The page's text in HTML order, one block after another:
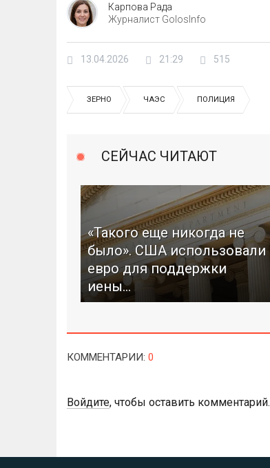
Карпова Рада
Журналист GolosInfo
13.04.2026 21:29 515
ЗЕРНО ЧАЭС ПОЛИЦИЯ
СЕЙЧАС ЧИТАЮТ
«Такого еще никогда не
было». США использовали
евро для поддержки
иены...
КОММЕНТАРИИ: 0
Войдите, чтобы оставить комментарий.